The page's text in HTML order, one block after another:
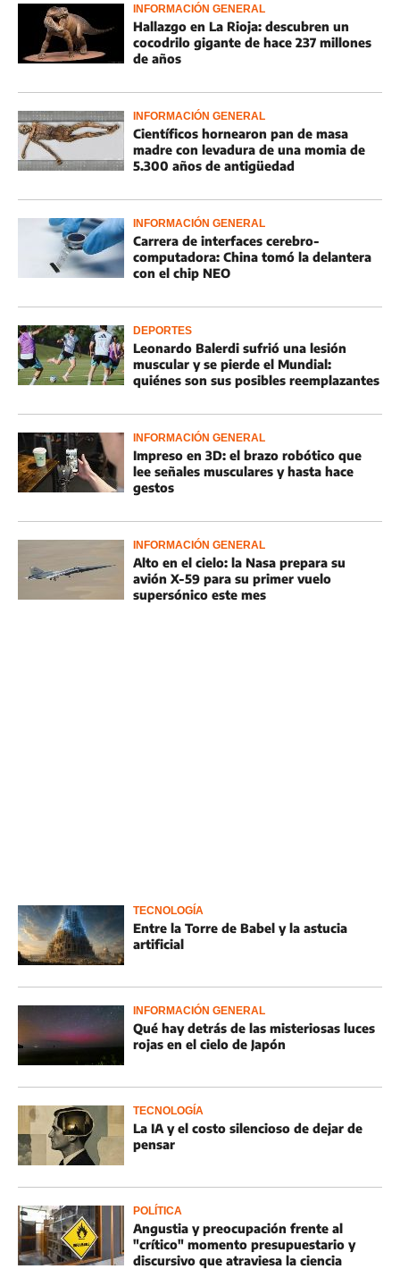
INFORMACIÓN GENERAL
Hallazgo en La Rioja: descubren un
cocodrilo gigante de hace 237 millones
de años
INFORMACIÓN GENERAL
Científicos hornearon pan de masa
madre con levadura de una momia de
5.300 años de antigüedad
INFORMACIÓN GENERAL
Carrera de interfaces cerebro-
computadora: China tomó la delantera
con el chip NEO
DEPORTES
Leonardo Balerdi sufrió una lesión
muscular y se pierde el Mundial:
quiénes son sus posibles reemplazantes
INFORMACIÓN GENERAL
Impreso en 3D: el brazo robótico que
lee señales musculares y hasta hace
gestos
INFORMACIÓN GENERAL
Alto en el cielo: la Nasa prepara su
avión X-59 para su primer vuelo
supersónico este mes
TECNOLOGÍA
Entre la Torre de Babel y la astucia
artificial
INFORMACIÓN GENERAL
Qué hay detrás de las misteriosas luces
rojas en el cielo de Japón
TECNOLOGÍA
La IA y el costo silencioso de dejar de
pensar
POLÍTICA
Angustia y preocupación frente al
"crítico" momento presupuestario y
discursivo que atraviesa la ciencia